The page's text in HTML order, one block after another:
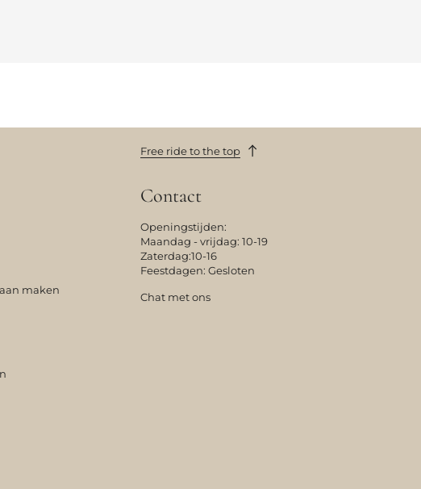
Free ride to the top
maken
Contact
Openingstijden:
Maandag - vrijdag: 10-19
Zaterdag:10-16
Feestdagen: Gesloten
Chat met ons